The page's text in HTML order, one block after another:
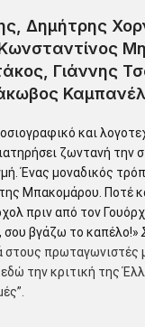
Δημήτρης
Γιάννης
και
ζωντανή
Ένας μοναδικός
Μπακομάρου. Ποτέ
πριν από τον
σου βγάζω το καπέλο!»
την κριτική της